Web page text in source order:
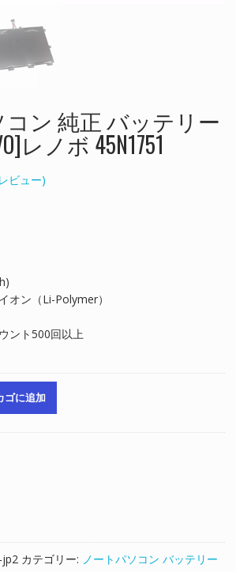
コン 純正 バッテリー
レノボ 45N1751
ビュー)
オン（Li-Polymer）
ント500回以上
ゴに追加
jp2 カテゴリー: ノートパソコン バッテリー